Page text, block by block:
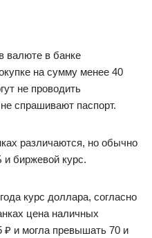
валюте в банке
на сумму менее 40
не проводить
спрашивают паспорт.
различаются, но обычно
биржевой курс.
курс доллара, согласно
цена наличных
₽ и могла превышать 70 и